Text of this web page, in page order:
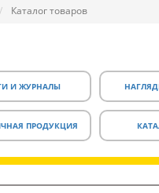
Каталог товаров
И ЖУРНАЛЫ
ПРОДУКЦИЯ